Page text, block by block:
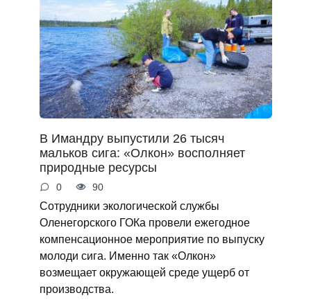
В Имандру выпустили 26 тысяч
мальков сига: «Олкон» восполняет
природные ресурсы
0 90
Сотрудники экологической службы
Оленегорского ГОКа провели ежегодное
компенсационное мероприятие по выпуску
молоди сига. Именно так «Олкон»
возмещает окружающей среде ущерб от
производства.